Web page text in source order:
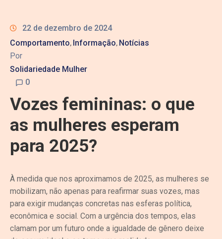
22 de dezembro de 2024
Comportamento‚ Informação‚ Notícias
Por
Solidariedade Mulher
0
Vozes femininas: o que
as mulheres esperam
para 2025?
À medida que nos aproximamos de 2025, as mulheres se
mobilizam, não apenas para reafirmar suas vozes, mas
para exigir mudanças concretas nas esferas política,
econômica e social. Com a urgência dos tempos, elas
clamam por um futuro onde a igualdade de gênero deixe